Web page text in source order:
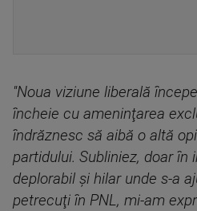
''Noua viziune liberală
încheie cu ameninţarea
îndrăznesc să aibă o altă
partidului. Subliniez, doar în
deplorabil şi hilar unde s-a
petrecuţi în PNL, mi-am